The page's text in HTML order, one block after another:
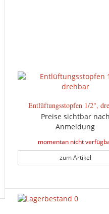
Entlüftungsstopfen 1/2",
Preise sichtbar nach
Anmeldung
momentan nicht
zum Artikel